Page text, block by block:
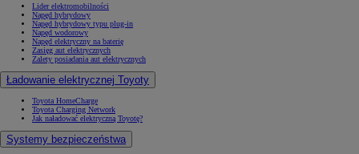
Lider elektromobilności
Napęd hybrydowy
Napęd hybrydowy typu plug-in
Napęd wodorowy
Napęd elektryczny na baterię
Zasięg aut elektrycznych
Zalety posiadania aut elektrycznych
Ładowanie elektrycznej Toyoty
Toyota HomeCharge
Toyota Charging Network
Jak naładować elektryczną Toyotę?
Systemy bezpieczeństwa